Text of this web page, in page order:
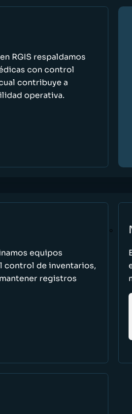
RGIS respaldamos
con control
contribuye a
operativa.
equipos
control de inventarios,
registros